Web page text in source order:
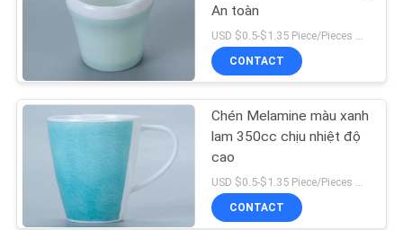
TỨC
TRANG
Dao kéo bằng thép
không gỉ
23
An toàn
USD $0.5-$1.35 Piece/Pieces MOQ:300 mảnh / miếng
CONTACT
Chén Melamine màu xanh
lam 350cc chịu nhiệt độ
cao
CONTACT